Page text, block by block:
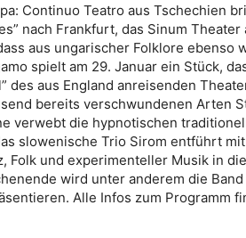
Continuo Teatro aus Tschechien
nach Frankfurt, das Sinum Theater
aus ungarischer Folklore ebenso
spielt am 29. Januar ein Stück,
des aus England anreisenden
bereits verschwundenen Arten
verwebt die hypnotischen
slowenische Trio Sirom entführt mit
Folk und experimenteller Musik in
wird unter anderem die
Alle Infos zum Programm